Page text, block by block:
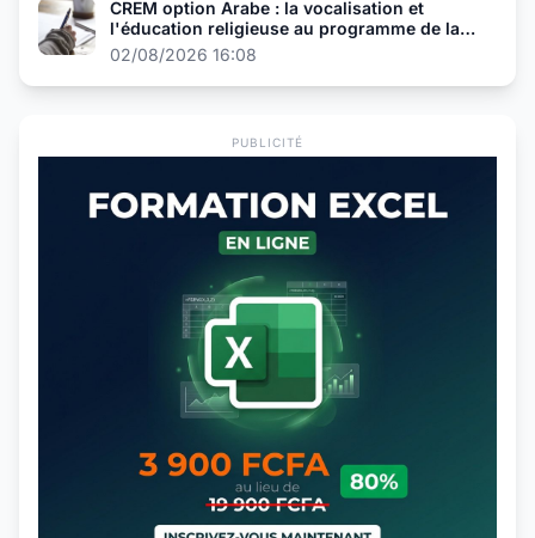
CREM option Arabe : la vocalisation et
l'éducation religieuse au programme de la
présélection
02/08/2026 16:08
PUBLICITÉ